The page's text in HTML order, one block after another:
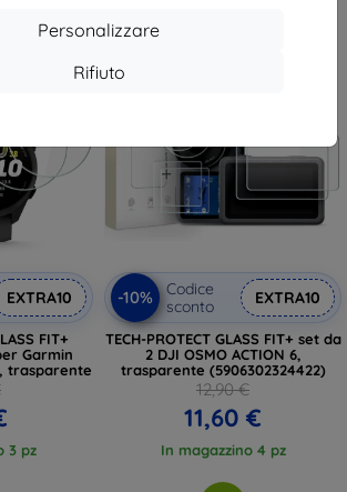
Personalizzare
Rifiuto
EXTRA10
FIT+
Garmin
trasparente
3 pz
-10%
-10%
Codice
sconto
EXTRA10
TECH-PROTECT GLASS FIT+ set da
2 DJI OSMO ACTION 6,
trasparente (5906302324422)
12,90 €
11,60 €
In magazzino 4 pz